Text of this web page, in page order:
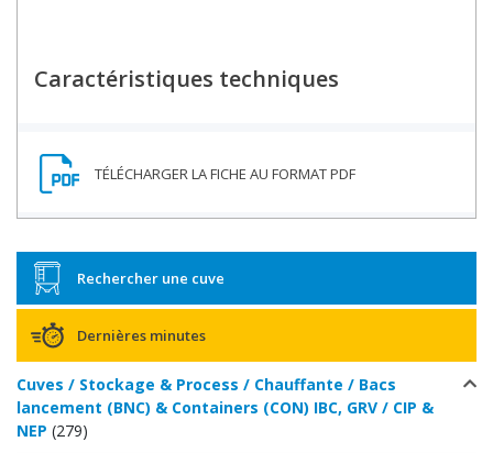
Rechercher une cuve
Dernières minutes
Cuves / Stockage & Process / Chauffante / Bacs
lancement (BNC) & Containers (CON) IBC, GRV / CIP &
NEP (279)
Caractéristiques techniques